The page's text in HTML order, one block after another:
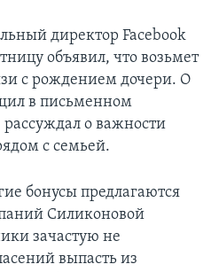
директор Facebook
объявил, что возьмет
с рождением дочери. О
в письменном
о важности
с семьей.
бонусы предлагаются
Силиконовой
зачастую не
выпасть из